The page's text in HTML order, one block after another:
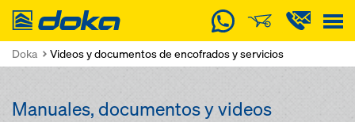
Doka
Doka Videos y documentos de encofrados y servicios
Manuales, documentos y videos